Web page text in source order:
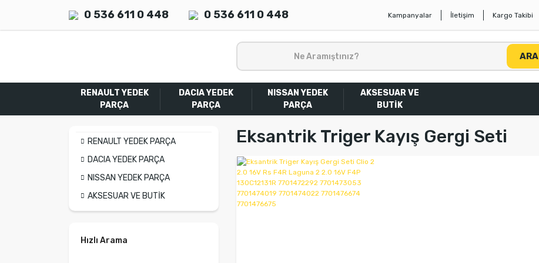
0 536 611 0 448 0 536 611 0 448 Kampanyalar İletişim Kargo Takibi
ARA
RENAULT YEDEK
PARÇA
DACIA YEDEK
PARÇA
NISSAN YEDEK
PARÇA
AKSESUAR VE
BUTİK
RENAULT YEDEK PARÇA
DACIA YEDEK PARÇA
NISSAN YEDEK PARÇA
AKSESUAR VE BUTİK
Hızlı Arama
Eksantrik Triger Kayış Gergi Seti